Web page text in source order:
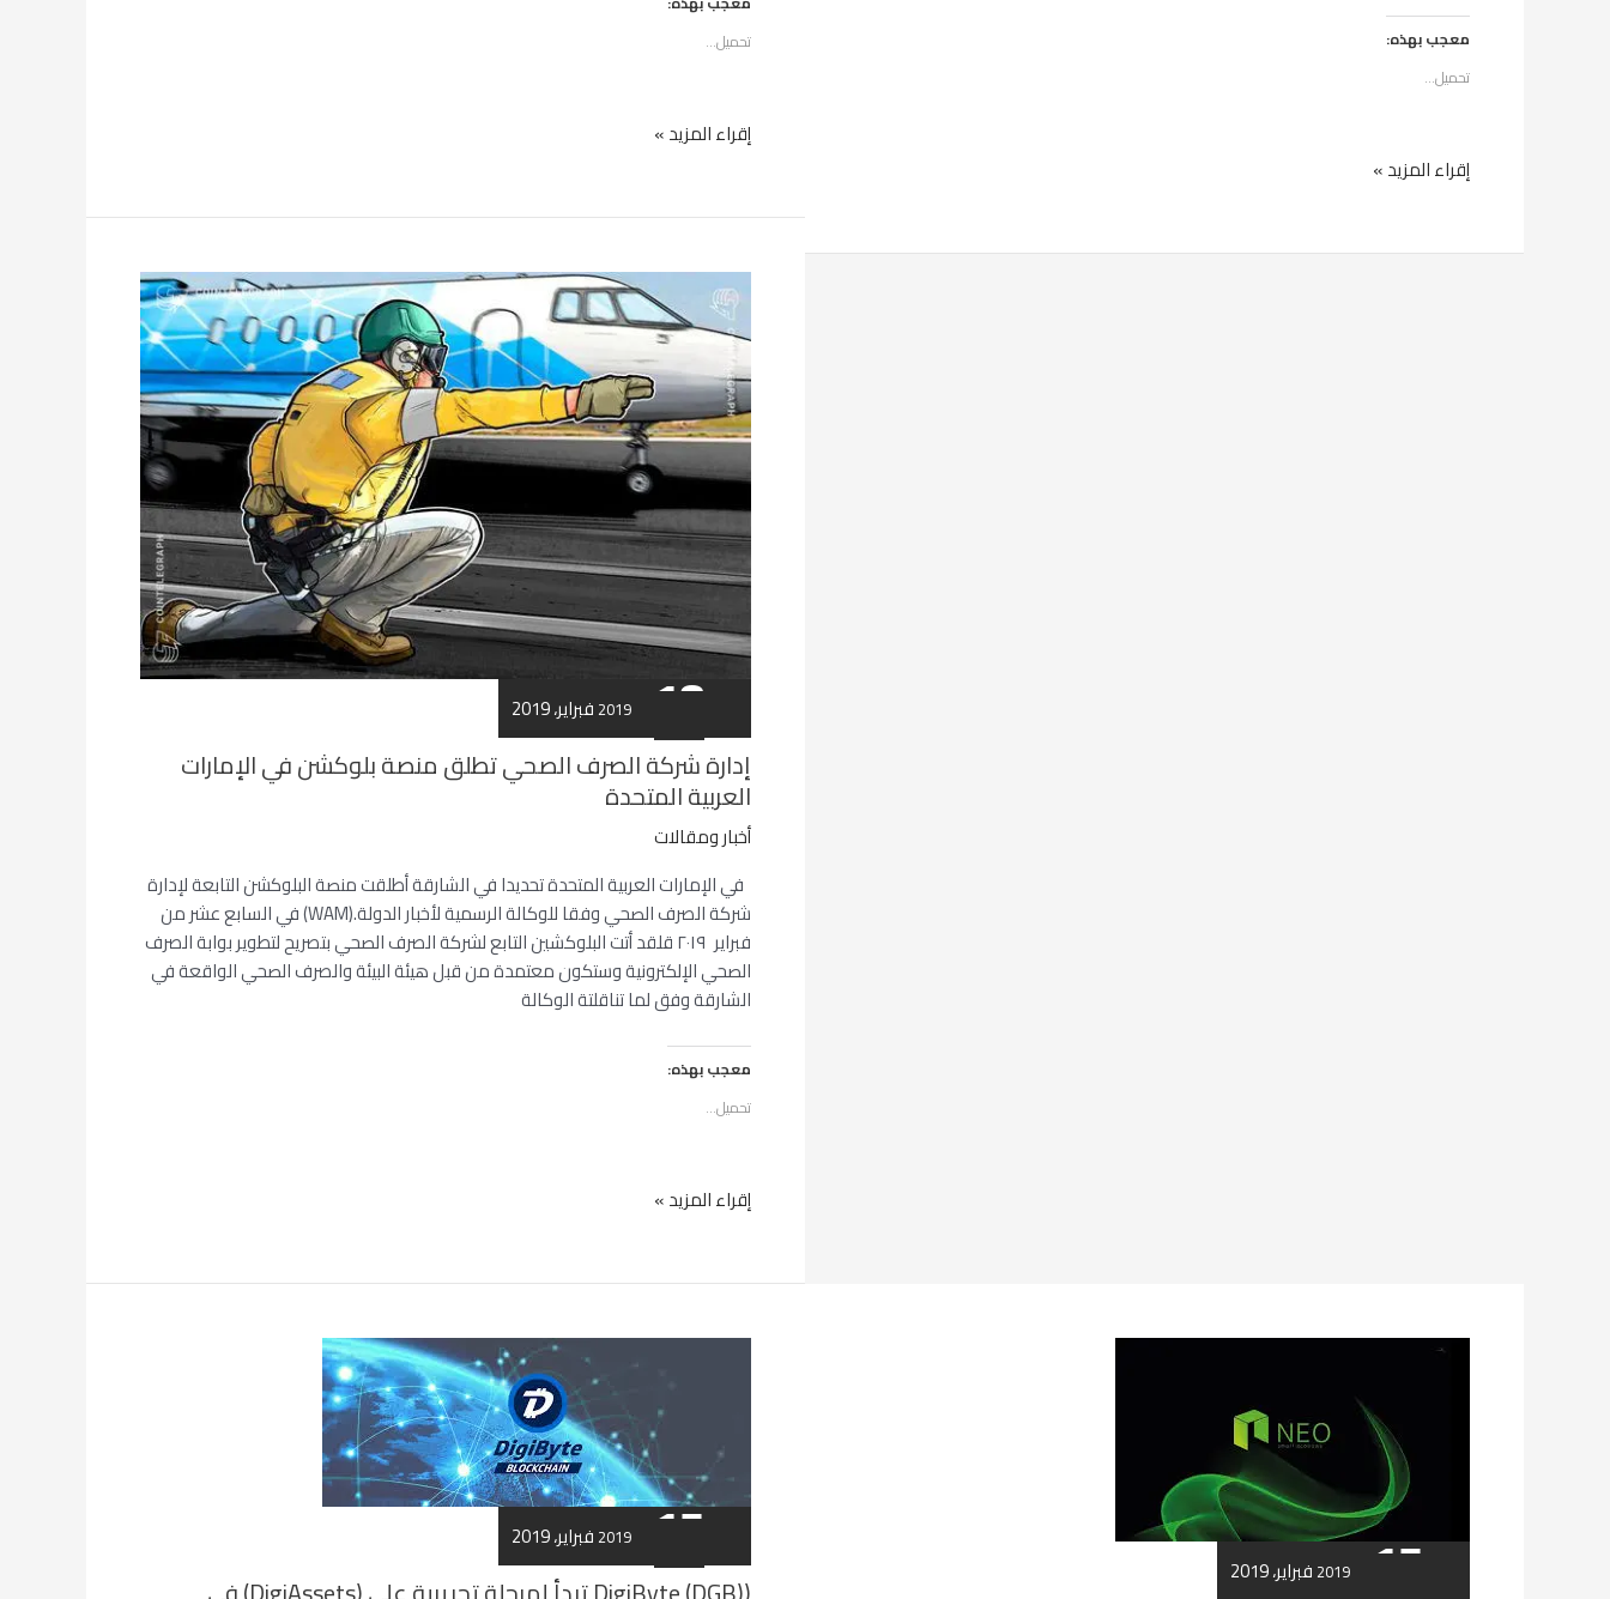
معجب بهذه:
تحميل...
إقراء المزيد »
تحميل...
إقراء المزيد »
18
201918 فبراير، 2019
إدارة شركة الصرف الصحي تطلق منصة بلوكشن في الإمارات
العربية المتحدة
أخبار ومقالات
في الإمارات العربية المتحدة تحديدا في الشارقة أطلقت منصة البلوكشن التابعة لإدارة
شركة الصرف الصحي وفقا للوكالة الرسمية لأخبار الدولة.(WAM) في السابع عشر من
فبراير ٢٠١٩ قلقد أتت البلوكشين التابع لشركة الصرف الصحي بتصريح لتطوير بوابة الصرف
الصحي الإلكترونية وستكون معتمدة من قبل هيئة البيئة والصرف الصحي الواقعة في
الشارقة وفق لما تناقلتة الوكالة
معجب بهذه:
تحميل...
إدارة
شركة
الصرف
الصحي
تطلق
منصة
بلوكشن
في
الإمارات
العربية
المتحدة
إقراء المزيد »
17
201918 فبراير، 2019
عملة
المتحدة
17
201918 فبراير، 2019
تجريبية
على
(DigiAssets)
البلوكشن